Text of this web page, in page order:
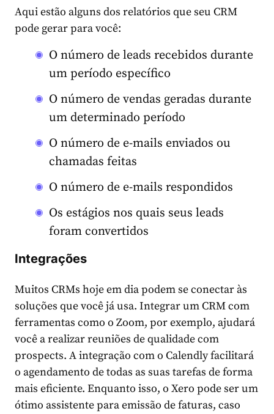
Aqui estão alguns dos relatórios que seu CRM
pode gerar para você:
O número de leads recebidos durante
um período específico
O número de vendas geradas durante
um determinado período
O número de e-mails enviados ou
chamadas feitas
O número de e-mails respondidos
Os estágios nos quais seus leads
foram convertidos
Integrações
Muitos CRMs hoje em dia podem se conectar às
soluções que você já usa. Integrar um CRM com
ferramentas como o Zoom, por exemplo, ajudará
você a realizar reuniões de qualidade com
prospects. A integração com o Calendly facilitará
o agendamento de todas as suas tarefas de forma
mais eficiente. Enquanto isso, o Xero pode ser um
ótimo assistente para emissão de faturas, caso